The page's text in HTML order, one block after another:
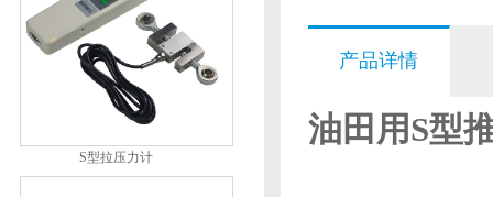
S型拉压力计
产品详情
油田用S型